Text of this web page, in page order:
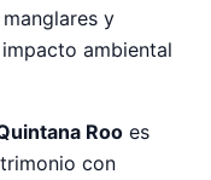
y
ambiental
Roo es
con